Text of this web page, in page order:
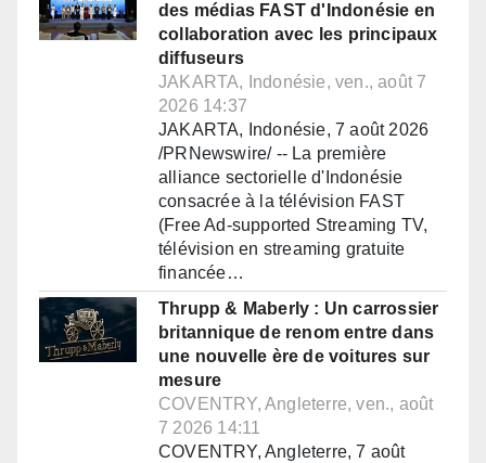
des médias FAST d'Indonésie en
collaboration avec les principaux
diffuseurs
JAKARTA, Indonésie, ven., août 7
2026 14:37
JAKARTA, Indonésie, 7 août 2026
/PRNewswire/ -- La première
alliance sectorielle d'Indonésie
consacrée à la télévision FAST
(Free Ad-supported Streaming TV,
télévision en streaming gratuite
financée…
Thrupp & Maberly : Un carrossier
britannique de renom entre dans
une nouvelle ère de voitures sur
mesure
COVENTRY, Angleterre, ven., août
7 2026 14:11
COVENTRY, Angleterre, 7 août